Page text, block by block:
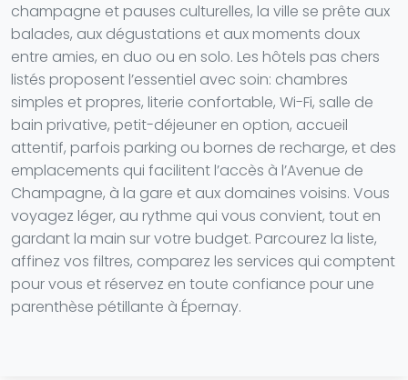
champagne et pauses culturelles, la ville se prête aux
balades, aux dégustations et aux moments doux
entre amies, en duo ou en solo. Les hôtels pas chers
listés proposent l’essentiel avec soin: chambres
simples et propres, literie confortable, Wi-Fi, salle de
bain privative, petit-déjeuner en option, accueil
attentif, parfois parking ou bornes de recharge, et des
emplacements qui facilitent l’accès à l’Avenue de
Champagne, à la gare et aux domaines voisins. Vous
voyagez léger, au rythme qui vous convient, tout en
gardant la main sur votre budget. Parcourez la liste,
affinez vos filtres, comparez les services qui comptent
pour vous et réservez en toute confiance pour une
parenthèse pétillante à Épernay.